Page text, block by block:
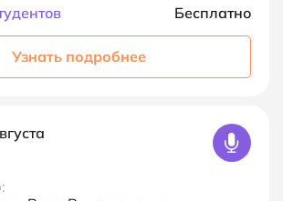
Бесплатно
Узнать подробнее